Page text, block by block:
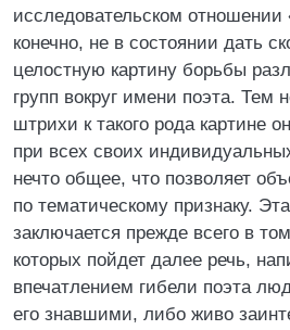
исследовательском
конечно, не в состоянии дать
целостную картину борьбы
групп вокруг имени поэта. Тем
штрихи к такого рода картине
при всех своих
нечто общее, что позволяет
по тематическому признаку.
заключается прежде всего в
которых пойдет далее речь,
впечатлением гибели поэта
его знавшими, либо живо